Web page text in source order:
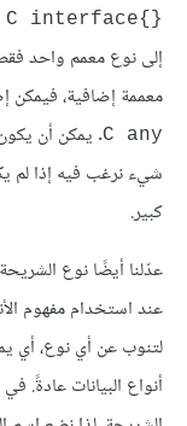
{}C interface
إلى نوع معمم واحد فقط
معممة إضافية، فيمكن
C any. يمكن أن
شيء نرغب فيه إذا لم
كبير.
عدّلنا أيضًا نوع الشريحة
عند استخدام مفهوم
لتنوب عن أي نوع، أي
أنواع البيانات عادةً.